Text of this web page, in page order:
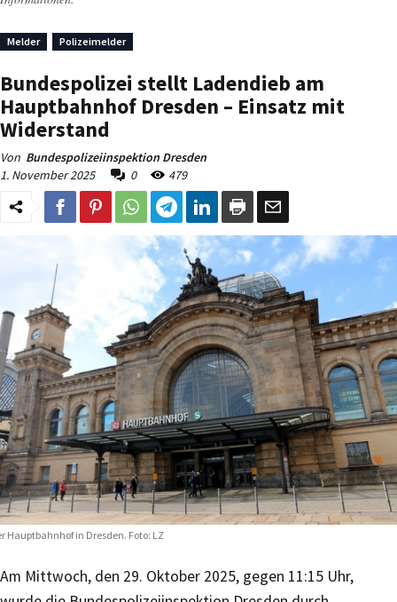
Melder Polizeimelder
Bundespolizei stellt Ladendieb am
Hauptbahnhof Dresden – Einsatz mit
Widerstand
Von Bundespolizeiinspektion Dresden
1. November 2025
0 479
Hauptbahnhof in Dresden. Foto: LZ
Am Mittwoch, den 29. Oktober 2025, gegen 11:15 Uhr,